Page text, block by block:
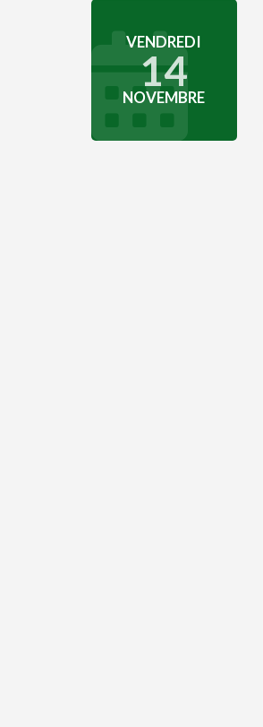
VENDREDI
14
NOVEMBRE